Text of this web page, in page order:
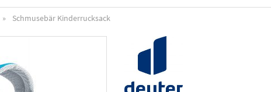
Schmusebär Kinderrucksack